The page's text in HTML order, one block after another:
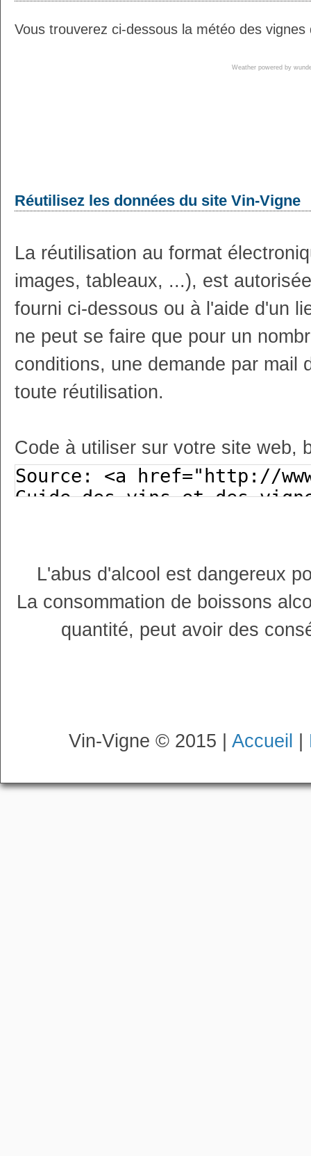
Vous trouverez ci-dessous la météo des
Weather powered by
Réutilisez les données du site Vin-Vigne
La réutilisation au format
images, tableaux, ...), est
fourni ci-dessous ou à l'aide d'un
ne peut se faire que pour un
conditions, une demande par mail
toute réutilisation.
Code à utiliser sur votre site web,
L'abus d'alcool est dangereux
La consommation de boissons
quantité, peut avoir des
Vin-Vigne © 2015 | Accueil